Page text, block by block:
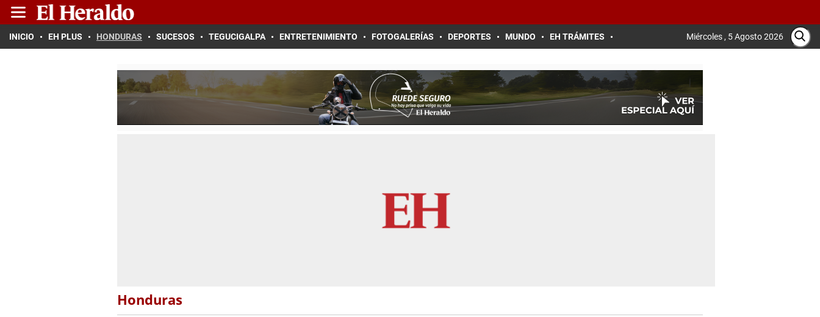
INICIO EH PLUS HONDURAS SUCESOS TEGUCIGALPA ENTRETENIMIENTO FOTOGALERÍAS DEPORTES MUNDO EH TRÁMITES Miércoles , 5 Agosto 2026
Honduras